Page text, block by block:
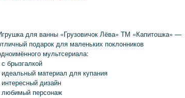
для ванны «Грузовичок Лёва» ТМ «Капитошка» —
подарок для маленьких поклонников
мультсериала:
брызгалкой
идеальный материал для купания
интересный дизайн
любимый персонаж